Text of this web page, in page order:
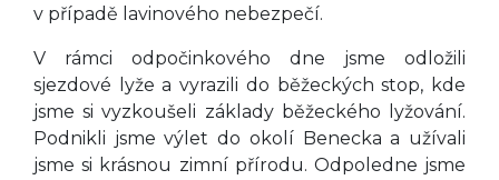
v případě lavinového nebezpečí.
V rámci odpočinkového dne jsme odložili
sjezdové lyže a vyrazili do běžeckých stop, kde
jsme si vyzkoušeli základy běžeckého lyžování.
Podnikli jsme výlet do okolí Benecka a užívali
jsme si krásnou zimní přírodu. Odpoledne jsme